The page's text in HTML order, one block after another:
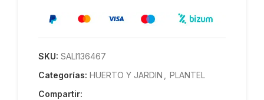
SKU: SALI136467
Categorías: HUERTO Y JARDIN
PLANTEL
Compartir: